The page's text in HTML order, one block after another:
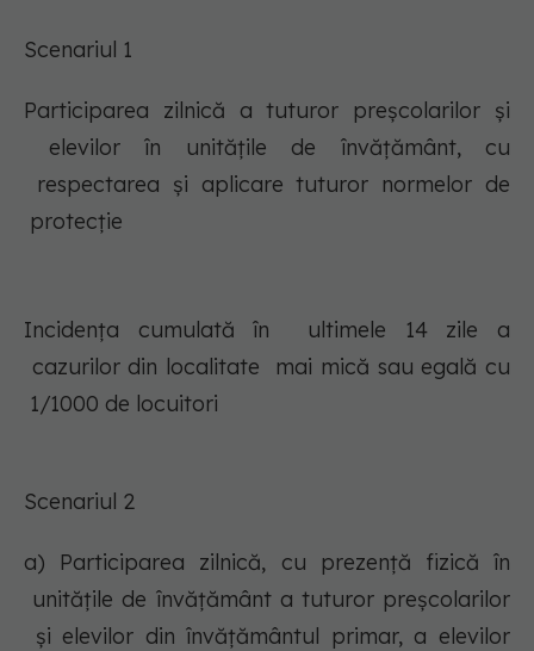
Scenariul 1
Participarea zilnică a tuturor preşcolarilor şi
elevilor în unităţile de învăţământ, cu
respectarea şi aplicare tuturor normelor de
protecţie
Incidența cumulată în ultimele 14 zile a
cazurilor din localitate mai mică sau egală cu
1/1000 de locuitori
Scenariul 2
a) Participarea zilnică, cu prezență fizică în
unitățile de învățământ a tuturor preşcolarilor
şi elevilor din învăţământul primar, a elevilor